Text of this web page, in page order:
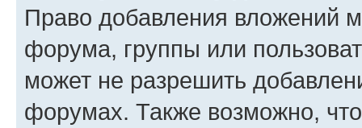
Право добавления вложений
форума, группы или
может не разрешить
форумах. Также возможно,